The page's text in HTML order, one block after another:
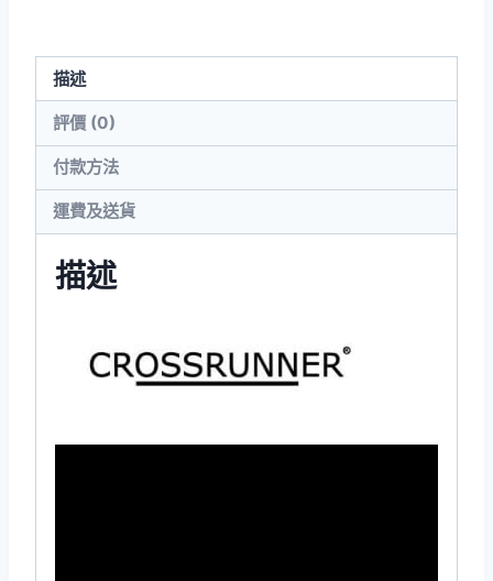
數
描述
評價 (0)
付款方法
運費及送貨
描述